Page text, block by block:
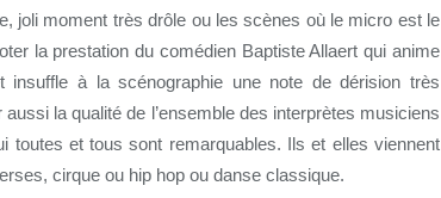
joli moment très drôle ou les scènes où le micro est le
la prestation du comédien Baptiste Allaert qui anime
insuffle à la scénographie une note de dérision très
la qualité de l’ensemble des interprètes musiciens
toutes et tous sont remarquables. Ils et elles viennent
cirque ou hip hop ou danse classique.